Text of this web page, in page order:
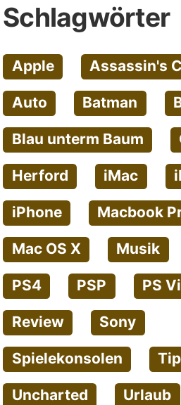
Schlagwörter
Apple Assassin's
Auto Batman
Blau unterm Baum
Herford iMac
iPhone Macbook
Mac OS X Musik
PS4 PSP PS
Review Sony
Spielekonsolen
Uncharted Urlaub